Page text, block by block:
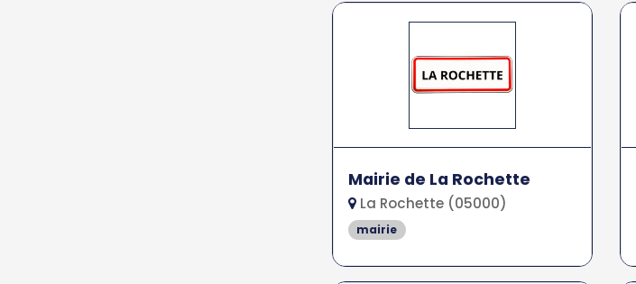
Mairie de La Rochette
La Rochette (05000)
mairie